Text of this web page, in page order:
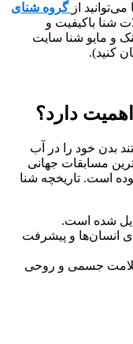
از گروه شنای
شنا باکیفیت و
و مایو شنا سایت
کنید).
دارد؟
بدن خود را در آب
مسابقات جهانی
است. تاریخچه شنا
شده است.
انسان‌ها و پیشرفت
سلامت جسمی و روحی